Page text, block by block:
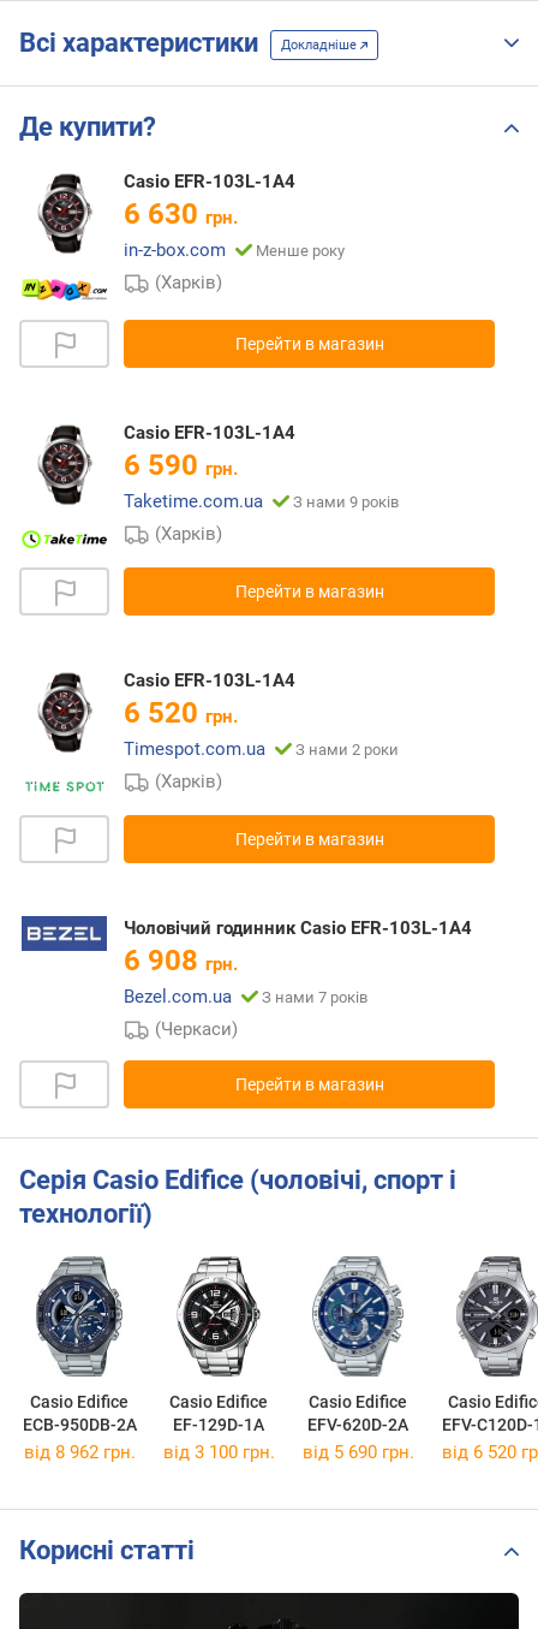
Всі характеристики Докладніше
Де купити?
Casio EFR-103L-1A4
6 630 грн.
in-z-box.com
Менше року
(Харків)
Перейти в магазин
Casio EFR-103L-1A4
6 590 грн.
Taketime.com.ua
З нами 9 років
(Харків)
Перейти в магазин
Casio EFR-103L-1A4
6 520 грн.
Timespot.com.ua
З нами 2 роки
(Харків)
Перейти в магазин
Чоловічий годинник Casio EFR-103L-1A4
6 908 грн.
Bezel.com.ua
З нами 7 років
(Черкаси)
Перейти в магазин
Серія Casio Edifice (чоловічі, спорт і
технології)
Casio Edifice
ECB-950DB-2A
Casio Edifice
EF-129D-1A
Casio Edifice
EFV-620D-2A
Casio
EFV-C120D-
від 8 962 грн. від 3 100 грн. від 5 690 грн. від 6 520
Корисні статті